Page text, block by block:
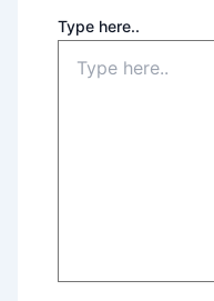
Type here..